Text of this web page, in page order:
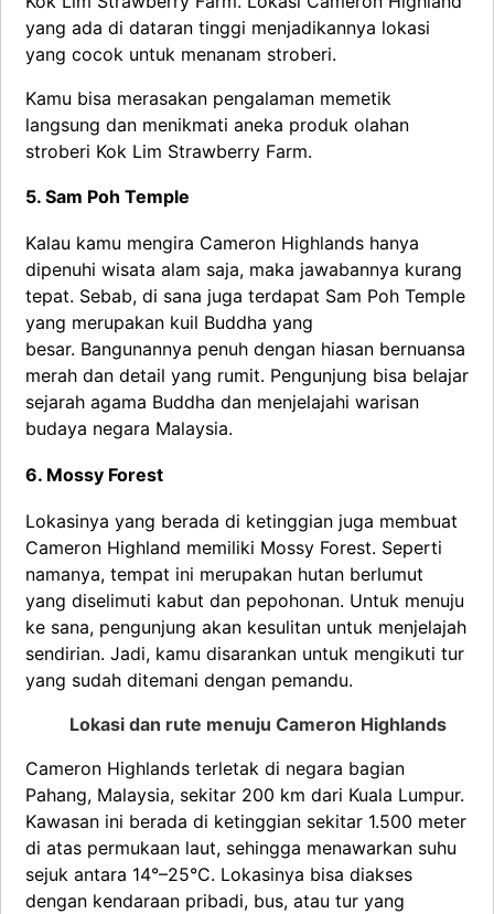
yang ada di dataran tinggi menjadikannya lokasi
yang cocok untuk menanam stroberi.
Kamu bisa merasakan pengalaman memetik
langsung dan menikmati aneka produk olahan
stroberi Kok Lim Strawberry Farm.
5. Sam Poh Temple
Kalau kamu mengira Cameron Highlands hanya
dipenuhi wisata alam saja, maka jawabannya kurang
tepat. Sebab, di sana juga terdapat Sam Poh Temple
yang merupakan kuil Buddha yang
besar. Bangunannya penuh dengan hiasan bernuansa
merah dan detail yang rumit. Pengunjung bisa belajar
sejarah agama Buddha dan menjelajahi warisan
budaya negara Malaysia.
6. Mossy Forest
Lokasinya yang berada di ketinggian juga membuat
Cameron Highland memiliki Mossy Forest. Seperti
namanya, tempat ini merupakan hutan berlumut
yang diselimuti kabut dan pepohonan. Untuk menuju
ke sana, pengunjung akan kesulitan untuk menjelajah
sendirian. Jadi, kamu disarankan untuk mengikuti tur
yang sudah ditemani dengan pemandu.
Lokasi dan rute menuju Cameron Highlands
Cameron Highlands terletak di negara bagian
Pahang, Malaysia, sekitar 200 km dari Kuala Lumpur.
Kawasan ini berada di ketinggian sekitar 1.500 meter
di atas permukaan laut, sehingga menawarkan suhu
sejuk antara 14°–25°C. Lokasinya bisa diakses
dengan kendaraan pribadi, bus, atau tur yang